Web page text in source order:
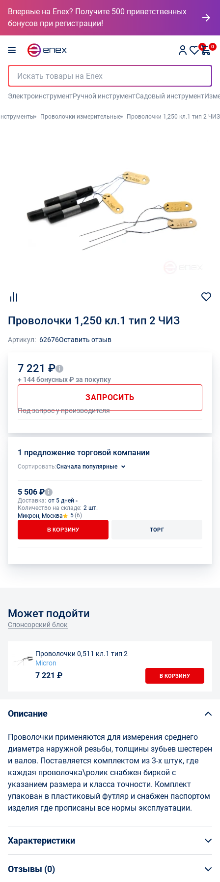
Впервые на Enex? Получите 500 приветственных
бонусов при регистрации!
0 0
ЭлектроинструментРучной инструментСадовый инструмент
Проволочки измерительные Проволочки 1,250 кл.1 тип 2 ЧИЗ
Проволочки 1,250 кл.1 тип 2 ЧИЗ
Артикул: 62676Оставить отзыв
7 221 ₽
+ 144 бонусных ₽ за покупку
ЗАПРОСИТЬ
Под запрос у производителя
1 предложение торговой компании
Сортировать:Сначала популярные
5 506 ₽
Доставка: от 5 дней
Количество на складе: 2 шт.
Микрон, Москва
5(6)
В КОРЗИНУ ТОРГ
Может подойти
Спонсорский блок
Проволочки 0,511 кл.1 тип 2
Micron
7 221 ₽ В КОРЗИНУ
Описание
Проволочки применяются для измерения среднего
диаметра наружной резьбы, толщины зубьев шестерен
и валов. Поставляется комплектом из 3-х штук, где
каждая проволочка\ролик снабжен биркой с
указанием размера и класса точности. Комплект
упакован в пластиковый футляр и снабжен паспортом
изделия где прописаны все нормы эксплуатации.
Характеристики
Общая информация
Отзывы (0)